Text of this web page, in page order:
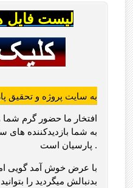
لیست فایل
به سایت پروژه و تحقیق
افتخار ما حضور گرم
به شما بازدیدکننده های
پارسیان است .
با عرض خوش آمد گویی
بدنبالش میگردید را